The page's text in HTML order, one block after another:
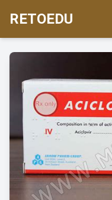
RETOEDU